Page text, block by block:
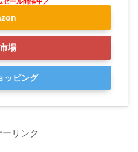
場
ッピング
ーリンク